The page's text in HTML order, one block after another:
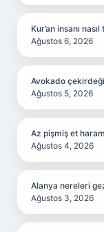
Kur’an insanı
Ağustos 6, 2026
Avokado çekirdeği
Ağustos 5, 2026
Az pişmiş et haram
Ağustos 4, 2026
Alanya nereleri
Ağustos 3, 2026